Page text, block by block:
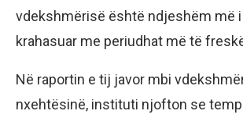
vdekshmërisë është ndjeshëm më i
krahasuar me periudhat më të
Në raportin e tij javor mbi
nxehtësinë, instituti njofton se